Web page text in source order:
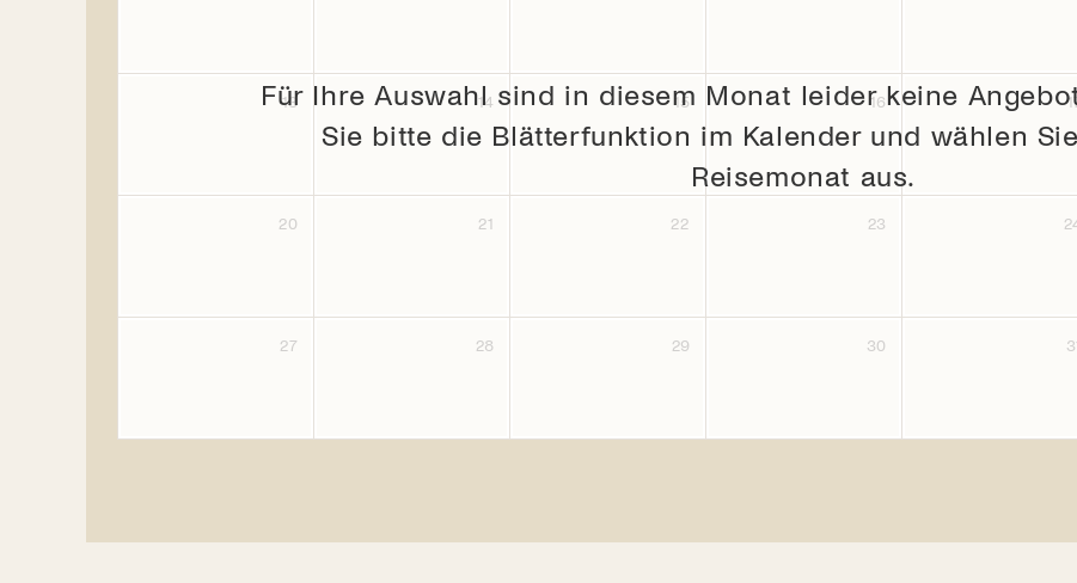
Für Ihre Auswahl sind in diesem Monat leider keine
Sie bitte die Blätterfunktion im Kalender und wählen
Reisemonat aus.
13 14 15 16
20 21 22 23
27 28 29 30